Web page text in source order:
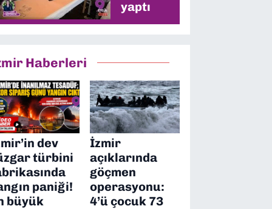
yaptı
Haberleri
dev
türbini
paniği!
büyük
İzmir
açıklarında
göçmen
operasyonu:
4’ü çocuk 73